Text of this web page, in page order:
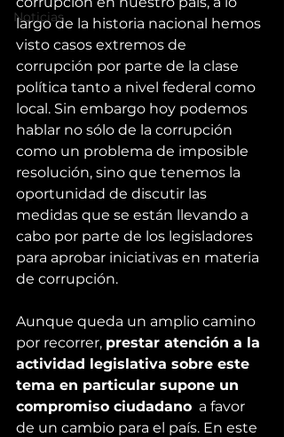
Noticias
largo de la historia nacional hemos
visto casos extremos de
corrupción por parte de la clase
política tanto a nivel federal como
local. Sin embargo hoy podemos
hablar no sólo de la corrupción
como un problema de imposible
resolución, sino que tenemos la
oportunidad de discutir las
medidas que se están llevando a
cabo por parte de los legisladores
para aprobar iniciativas en materia
de corrupción.
Aunque queda un amplio camino
por recorrer, prestar atención a la
actividad legislativa sobre este
tema en particular supone un
compromiso ciudadano a favor
de un cambio para el país. En este